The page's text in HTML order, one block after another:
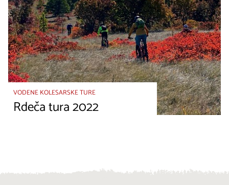
VODENE KOLESARSKE TURE
Rdeča tura 2022